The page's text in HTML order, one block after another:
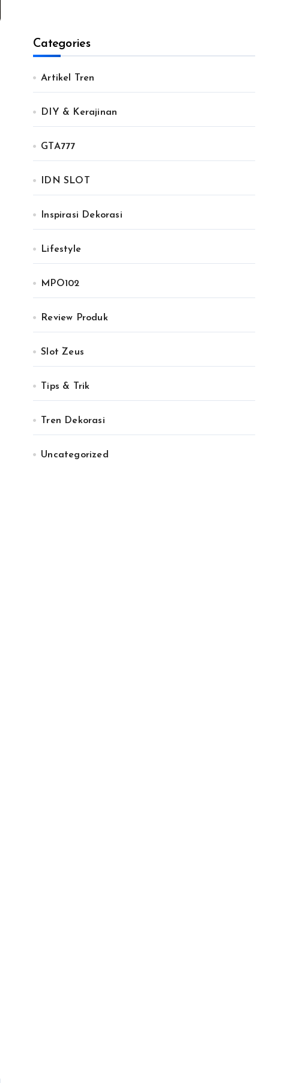
Categories
Artikel Tren
DIY & Kerajinan
GTA777
IDN SLOT
Inspirasi Dekorasi
Lifestyle
MPO102
Review Produk
Slot Zeus
Tips & Trik
Tren Dekorasi
Uncategorized